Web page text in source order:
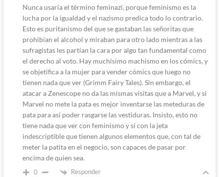
Nunca usaría el término feminazi, porque feminismo es la
lucha por la igualdad y el nazismo predica todo lo contrario.
Esto es puritanismo del que se gastaban las señoritas que
prohibían el alcohol y miraban para otro lado mientras a las
sufragistas les partían la cara por algo tan fundamental como
el derecho al voto. Hay muchísimo machismo en los cómics, y
se objetifica a la mujer para vender cómics que luego no
tienen nada que ver (Grimm Fairy Tales). Sin embargo, el
atacar a Zenescope no da las mismas visitas que a Marvel, y si
Marvel no mete la pata es mejor inventarse las meteduras de
pata para así poder rasgarse las vestiduras. Insisto, esto no
tiene nada que ver con feminismo y sí con la jeta
indescriptible que tienen algunos elementos que, con tal de
meter la patita en el negocio, son capaces de pasar por
encima de quien sea.
0 Responder